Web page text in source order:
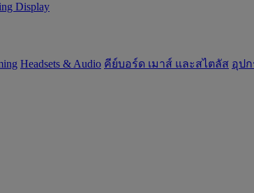
Display
‌Headsets & Audio คีย์บอร์ด เมาส์ และสไตลัส อุป